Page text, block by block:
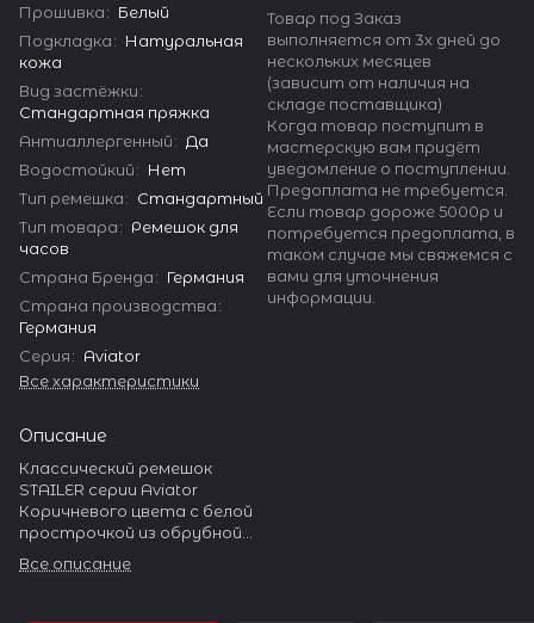
Прошивка: Белый
Подкладка: Натуральная
кожа
Вид застёжки:
Стандартная пряжка
Антиаллергенный: Да
Водостойкий: Нет
Тип ремешка: Стандартный
Тип товара: Ремешок для
часов
Страна Бренда: Германия
Страна производства:
Германия
Серия: Aviator
Все характеристики
Описание
Классический ремешок
STAILER серии Aviator
Коричневого цвета с белой
прострочкой из обрубной
тиснением под аллигатора
На ремешке установлена
Все описание
Товар под Заказ
выполняется от 3х дней до
нескольких месяцев
(зависит от наличия на
складе поставщика)
Когда товар поступит в
мастерскую вам придёт
уведомление о поступлении.
Предоплата не требуется.
Если товар дороже 5000р и
потребуется предоплата, в
таком случае мы свяжемся с
вами для уточнения
информации.